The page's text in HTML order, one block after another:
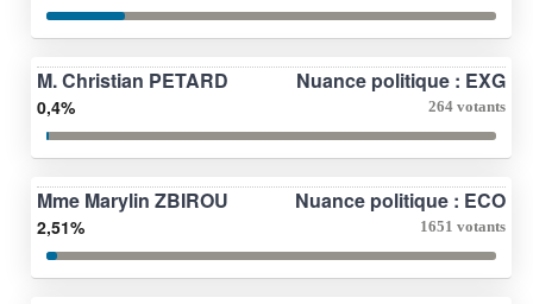
M. Christian PETARD Nuance politique : EXG
0,4% 264 votants
Mme Marylin ZBIROU Nuance politique : ECO
2,51% 1651 votants